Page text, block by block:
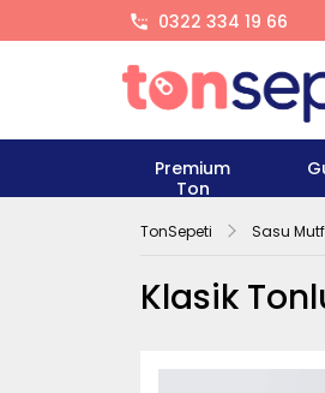
0322 334 19 66
Premium
Ton
TonSepeti Sasu
Klasik